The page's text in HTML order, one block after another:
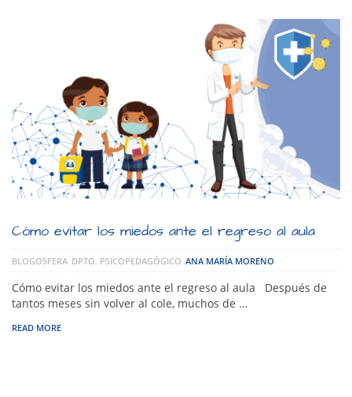
Cómo evitar los miedos ante el regreso al aula
BLOGOSFERA DPTO. PSICOPEDAGÓGICO ANA MARÍA MORENO
Cómo evitar los miedos ante el regreso al aula Después de
tantos meses sin volver al cole, muchos de …
READ MORE